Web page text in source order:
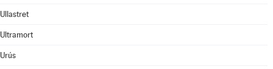
Ullastret
Ultramort
Urús